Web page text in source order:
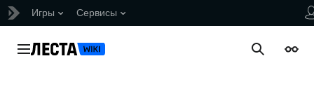
Игры Сервисы
Главное меню Поиск